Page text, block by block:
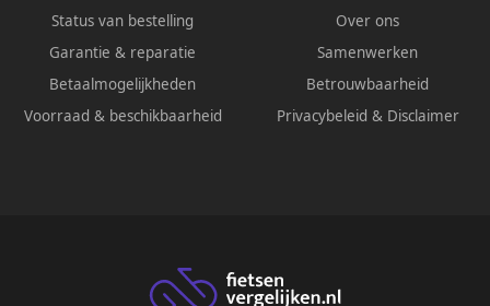
Status van bestelling
Garantie & reparatie
Betaalmogelijkheden
Voorraad & beschikbaarheid
Over ons
Samenwerken
Betrouwbaarheid
Privacybeleid & Disclaimer